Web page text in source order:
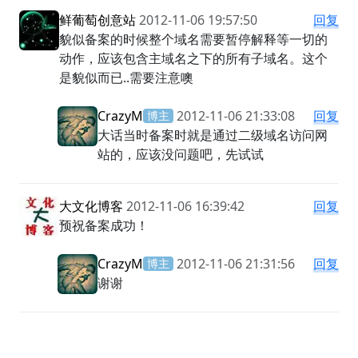
鲜葡萄创意站2012-11-06 19:57:50
回复
貌似备案的时候整个域名需要暂停解释等一切的
动作，应该包含主域名之下的所有子域名。这个
是貌似而已..需要注意噢
CrazyM 博主 2012-11-06 21:33:08
回复
大话当时备案时就是通过二级域名访问网
站的，应该没问题吧，先试试
大文化博客 2012-11-06 16:39:42
回复
预祝备案成功！
CrazyM 博主 2012-11-06 21:31:56
回复
谢谢